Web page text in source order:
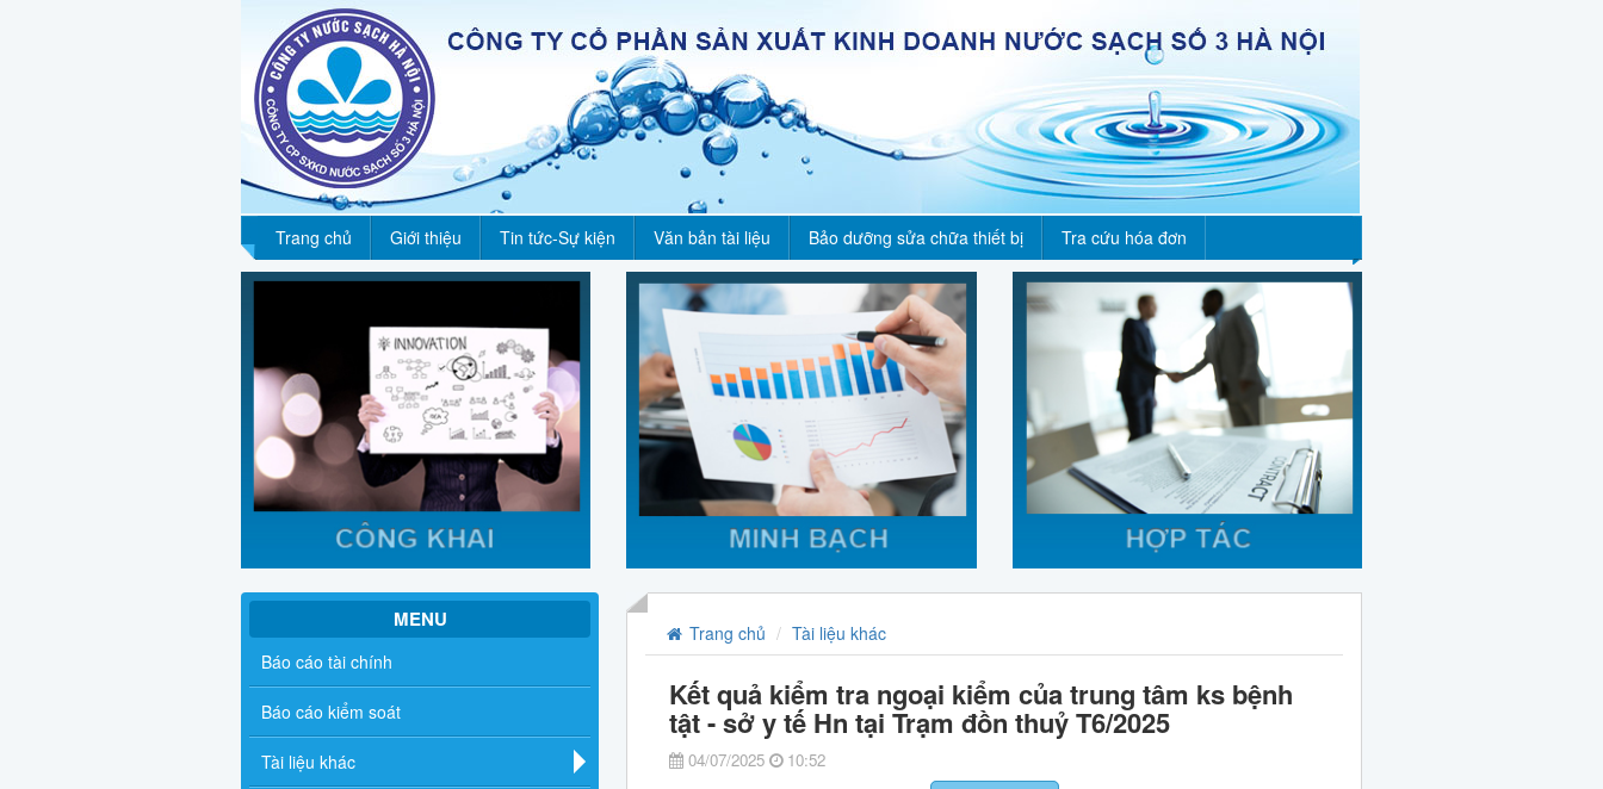
Trang chủ Giới thiệu Tin tức-Sự kiện Văn bản tài liệu Bảo dưỡng sửa chữa thiết bị Tra cứu hóa đơn
MENU
Báo cáo tài chính
Báo cáo kiểm soát
Tài liệu khác
Trang chủ Tài liệu khác
Kết quả kiểm tra ngoại kiểm của trung tâm ks bệnh
tật - sở y tế Hn tại Trạm đồn thuỷ T6/2025
04/07/2025 10:52